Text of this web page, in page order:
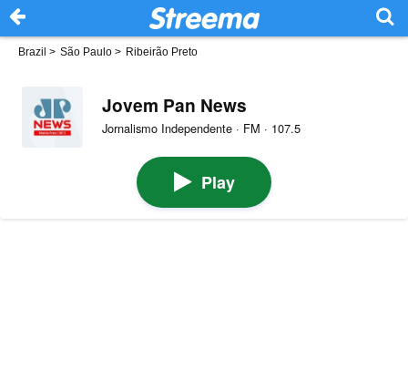
Brazil > São Paulo > Ribeirão Preto
Jovem Pan News
Jornalismo Independente · FM · 107.5
Play